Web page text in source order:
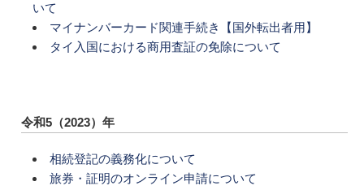
いて
マイナンバーカード関連手続き【国外転出者用】
タイ入国における商用査証の免除について
令和5（2023）年
相続登記の義務化について
旅券・証明のオンライン申請について